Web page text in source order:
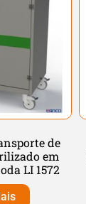
de
em
LI 1572